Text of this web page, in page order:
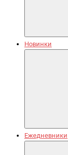
Новинки
Ежедневники